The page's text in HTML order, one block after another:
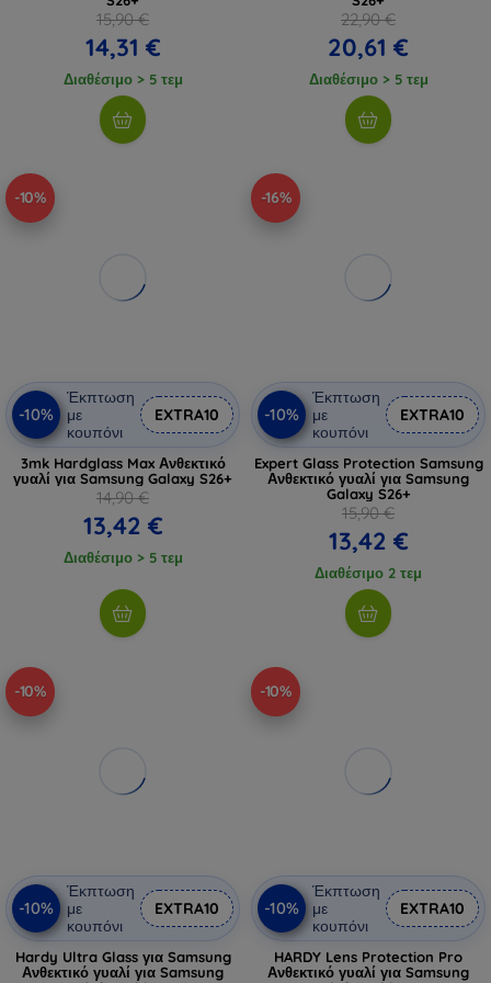
15,90 €
14,31 €
Διαθέσιμο > 5 τεμ
22,90 €
20,61 €
Διαθέσιμο > 5 τεμ
-10%
-10%
Έκπτωση
με
κουπόνι
EXTRA10
3mk Hardglass Max Ανθεκτικό
γυαλί για Samsung Galaxy S26+
14,90 €
13,42 €
Διαθέσιμο > 5 τεμ
-16%
-10%
Έκπτωση
με
κουπόνι
EXTRA10
Expert Glass Protection Samsung
Ανθεκτικό γυαλί για Samsung
Galaxy S26+
15,90 €
13,42 €
Διαθέσιμο 2 τεμ
-10%
-10%
Έκπτωση
με
κουπόνι
EXTRA10
Hardy Ultra Glass για Samsung
Ανθεκτικό γυαλί για Samsung
-10%
-10%
Έκπτωση
με
κουπόνι
EXTRA10
HARDY Lens Protection Pro
Ανθεκτικό γυαλί για Samsung